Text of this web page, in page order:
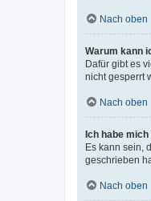
Nach oben
Warum kann
Dafür gibt es
nicht gesperrt
Nach oben
Ich habe
Es kann sein,
geschrieben
Nach oben